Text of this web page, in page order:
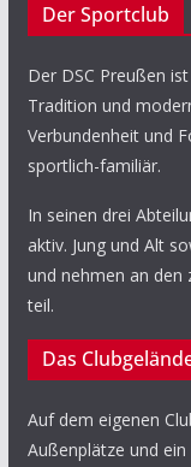
Der Sportclub
Der DSC Preußen
Tradition und
Verbundenheit und
sportlich-familiär.
In seinen drei
aktiv. Jung und Alt
und nehmen an den
teil.
Das
Auf dem eigenen
Außenplätze und